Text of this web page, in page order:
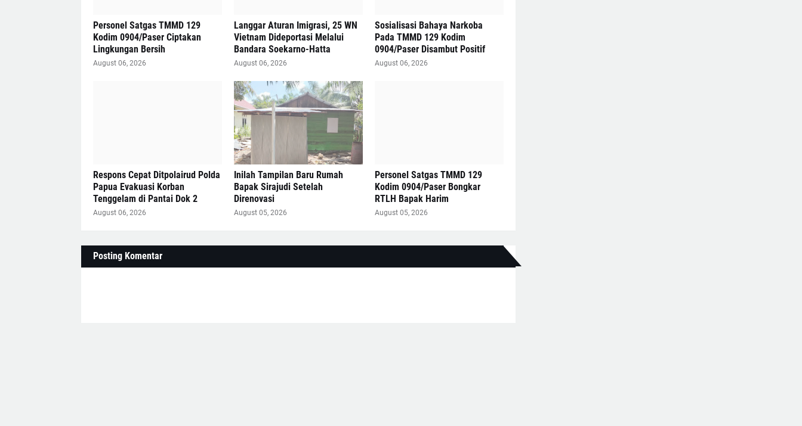
Personel Satgas TMMD 129
Kodim 0904/Paser Ciptakan
Lingkungan Bersih
August 06, 2026
Langgar Aturan Imigrasi, 25 WN
Vietnam Dideportasi Melalui
Bandara Soekarno-Hatta
August 06, 2026
Sosialisasi Bahaya Narkoba
Pada TMMD 129 Kodim
0904/Paser Disambut Positif
August 06, 2026
Respons Cepat Ditpolairud Polda
Papua Evakuasi Korban
Tenggelam di Pantai Dok 2
August 06, 2026
Inilah Tampilan Baru Rumah
Bapak Sirajudi Setelah
Direnovasi
August 05, 2026
Personel Satgas TMMD 129
Kodim 0904/Paser Bongkar
RTLH Bapak Harim
August 05, 2026
Posting Komentar